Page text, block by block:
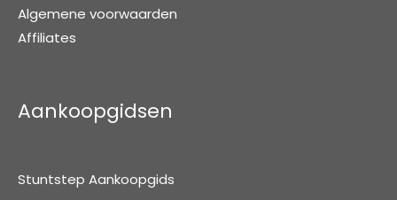
Algemene voorwaarden
Affiliates
Aankoopgidsen
Stuntstep Aankoopgids